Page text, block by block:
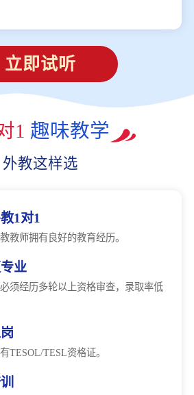
立即试听
1 趣味教学
外教这样选
1对1
教师拥有良好的教育经历。
业
须经历多轮以上资格审查，录取率低
TESOL/TESL资格证。